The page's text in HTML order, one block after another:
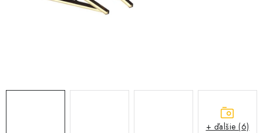
SEZÓNNE VÝPREDAJE POĽNOPOTREBY
+ ďalšie (6)